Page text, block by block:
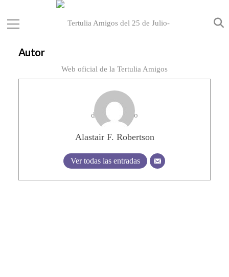
Autor
Alastair F. Robertson
Ver todas las entradas